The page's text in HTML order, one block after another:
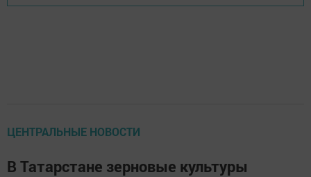
ЦЕНТРАЛЬНЫЕ НОВОСТИ
В Татарстане зерновые культуры